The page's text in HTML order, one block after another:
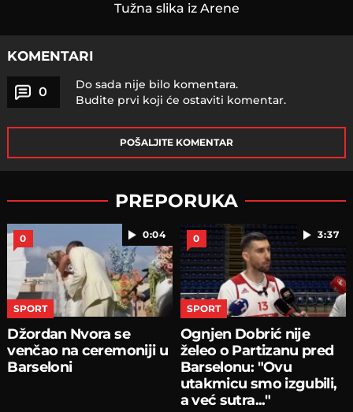
Tužna slika iz Arene
KOMENTARI
0
Do sada nije bilo komentara.
Budite prvi koji će ostaviti komentar.
POŠALJITE KOMENTAR
PREPORUKA
0:04
0
SPORT
Džordan Nvora se
venčao na ceremoniji u
Barseloni
3:37
0
SPORT
Ognjen Dobrić nije
želeo o Partizanu pred
Barselonu: "Ovu
utakmicu smo izgubili,
a već sutra..."